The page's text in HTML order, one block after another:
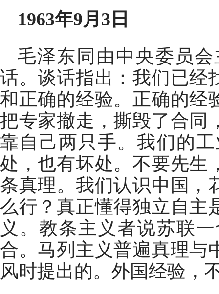
1963年9月3日
毛泽东同由中央委员
话。谈话指出：我们已经
和正确的经验。正确的经
把专家撤走，撕毁了合同
靠自己两只手。我们的
处，也有坏处。不要先生
条真理。我们认识中国，
么行？真正懂得独立自主
义。教条主义者说苏联
合。马列主义普遍真理与
风时提出的。外国经验，